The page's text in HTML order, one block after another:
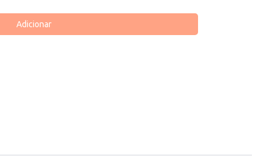
Adicionar